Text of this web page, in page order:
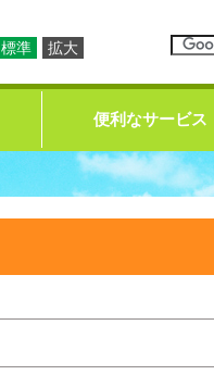
標準 拡大
便利なサービス